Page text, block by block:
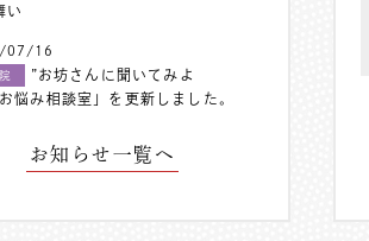
い
07/16
”お坊さんに聞いてみよ
悩み相談室」を更新しました。
お知らせ一覧へ